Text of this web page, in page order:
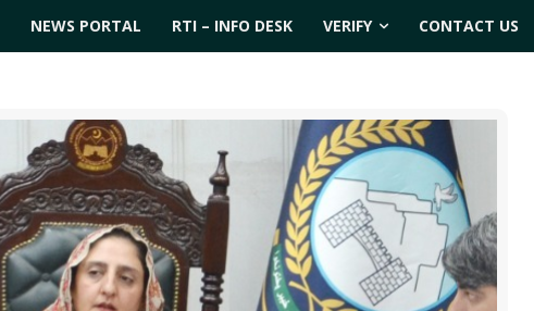
NEWS PORTAL RTI – INFO DESK VERIFY CONTACT US